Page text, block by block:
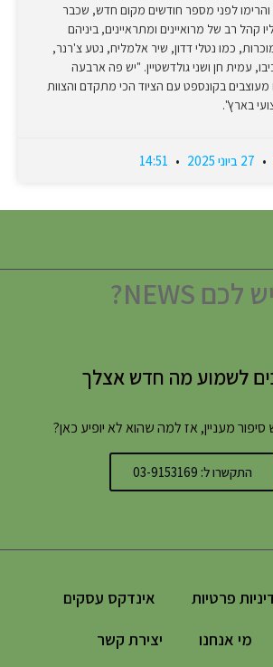
והרימו לפני מספר חודשים מקום חדש, שכבר
קהל רב של מרואיינים ומתראיינים, ביניהם
כמו נטלי דדון, שיר אלמליח, נטע צ'רנר,
עמית חן ושני גולדשטיין. "יש פה ארבעה
מעוצבים בקונספט עם הציוד הכי מתקדם והצוות
בארץ".
יש לכם NEWS?
לשמוע מה חדש אצלך
מעניין, אז למה שהוא לא יופיע כאן?
התקשרו ל: 03-9153169
פרטיות
אינדקס עסקים
מי אנחנו
יצירת קשר